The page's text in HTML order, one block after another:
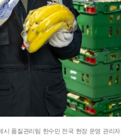
시 품질관리팀 한수민 전국 현장 운영 관리자